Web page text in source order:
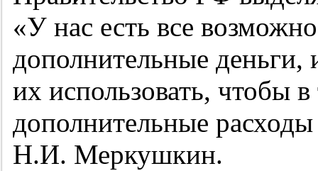
«У нас есть все
дополнительные
их использовать, чтобы
дополнительные
Н.И. Меркушкин.